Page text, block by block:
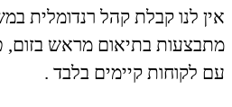
אין לנו קבלת קהל רנדומלית
מתבצעות בתיאום מראש בזום,
עם לקוחות קיימים בלבד .